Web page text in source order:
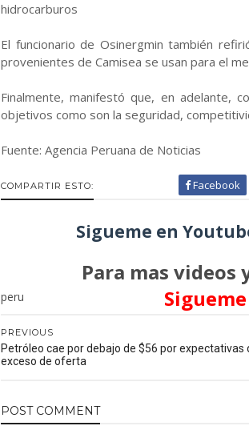
hidrocarburos
El funcionario de Osinergmin también
provenientes de Camisea se usan para el
Finalmente, manifestó que, en adelante,
objetivos como son la seguridad,
Fuente: Agencia Peruana de Noticias
COMPARTIR ESTO: Facebook
Sigueme en
Para mas
peru
PREVIOUS
Petróleo cae por debajo de $56 por expectativas
exceso de oferta
POST COMMENT